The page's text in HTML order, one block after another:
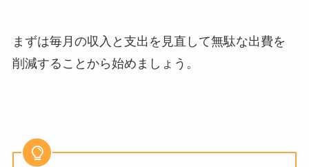
まずは毎月の収入と支出を見直して無駄な出費を
削減することから始めましょう。